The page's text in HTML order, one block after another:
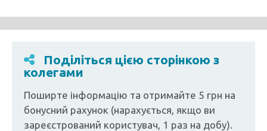
Поділіться цією сторінкою з
колегами
Поширте інформацію та отримайте 5 грн на
бонусний рахунок (нарахується, якщо ви
зареєстрований користувач, 1 раз на добу).